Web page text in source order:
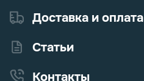
Доставка и оплата
Статьи
Контакты